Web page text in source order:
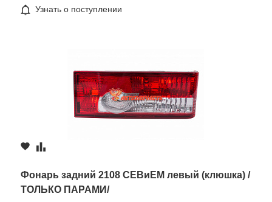
Узнать о поступлении
Фонарь задний 2108 СЕВиЕМ левый (клюшка) /
ТОЛЬКО ПАРАМИ/